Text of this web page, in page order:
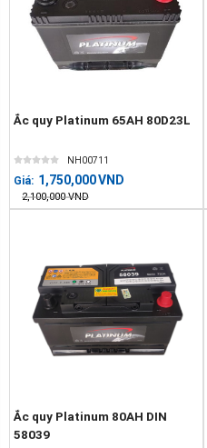
Ắc quy Platinum 65AH 80D23L
NH00711
Giá: 1,750,000VND
2,100,000 VND
Ắc quy Platinum 80AH DIN
58039